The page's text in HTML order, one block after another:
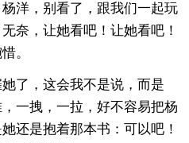
，别看了，跟我们一起玩
奈，让她看吧！让她看吧！
。
，这会我不是说，而是
一拽，一拉，好不容易把杨
还是抱着那本书：可以吧！